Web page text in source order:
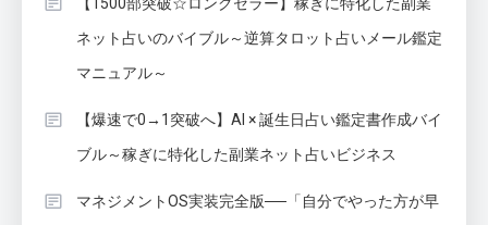
ネット占いのバイブル～逆算タロット占いメール鑑定
マニュアル～
【爆速で0→1突破へ】AI × 誕生日占い鑑定書作成バイ
ブル～稼ぎに特化した副業ネット占いビジネス
マネジメントOS実装完全版──「自分でやった方が早